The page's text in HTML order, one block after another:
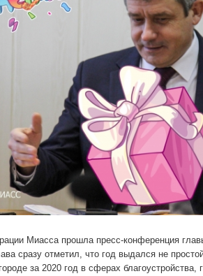
Миасса прошла пресс-конференция
сразу отметил, что год выдался не
за 2020 год в сферах